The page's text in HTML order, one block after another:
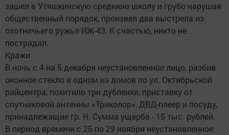
зашел в Утяшкинскую среднюю школу и грубо нарушая
общественный порядок, произвел два выстрела из
охотничьего ружья ИЖ-43. К счастью, никто не
пострадал.
Кражи
В ночь с 4 на 5 декабря неустановленное лицо, разбив
оконное стекло в одном из домов по ул. Октябрьской
райцентра, похитило три дубленки, приставку от
спутниковой антенны «Триколор», ДВД-плеер и посуду,
принадлежащие гр. Н. Сумма ущерба - 15 тыс. рублей.
В период времени с 25 по 29 ноября неустановленное